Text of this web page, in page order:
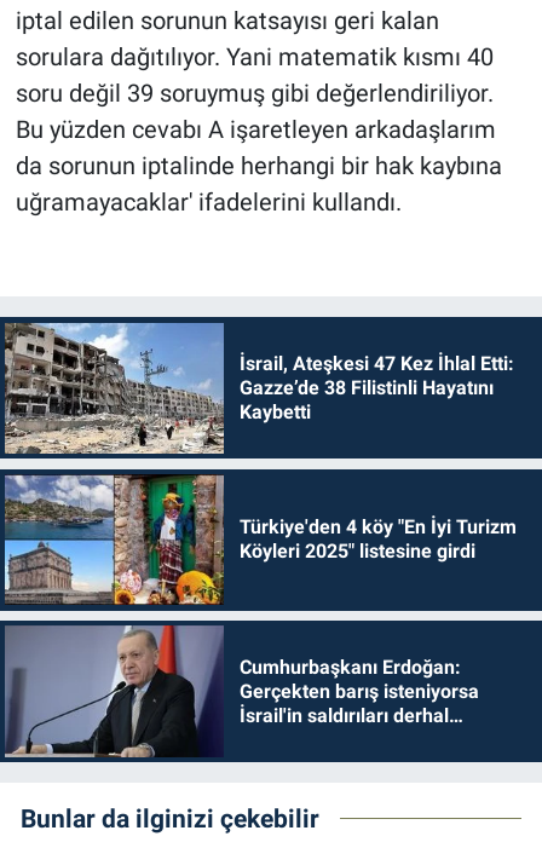
iptal edilen sorunun katsayısı geri kalan
sorulara dağıtılıyor. Yani matematik kısmı 40
soru değil 39 soruymuş gibi değerlendiriliyor.
Bu yüzden cevabı A işaretleyen arkadaşlarım
da sorunun iptalinde herhangi bir hak kaybına
uğramayacaklar' ifadelerini kullandı.
İsrail, Ateşkesi 47 Kez İhlal Etti:
Gazze’de 38 Filistinli Hayatını
Kaybetti
Türkiye'den 4 köy "En İyi Turizm
Köyleri 2025" listesine girdi
Cumhurbaşkanı Erdoğan:
Gerçekten barış isteniyorsa
İsrail'in saldırıları derhal
Bunlar da ilginizi çekebilir